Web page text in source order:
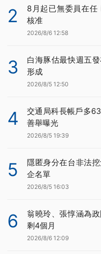
2
8月起已無委員在任
核准
2026/8/6 12:58
3
白海豚估最快週五
形成
2026/8/5 12:50
4
交通局科長帳戶多
善舉曝光
2026/8/5 19:39
5
隱匿身分在台非法
企名單
2026/8/5 16:03
6
翁曉玲、張惇涵為
剩4個月
2026/8/6 12:09